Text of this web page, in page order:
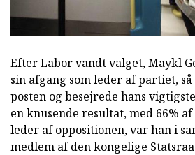
Efter Labor vandt valget, Maykl
sin afgang som leder af partiet,
posten og besejrede hans
en knusende resultat, med 66%
leder af oppositionen, var han i
medlem af den kongelige